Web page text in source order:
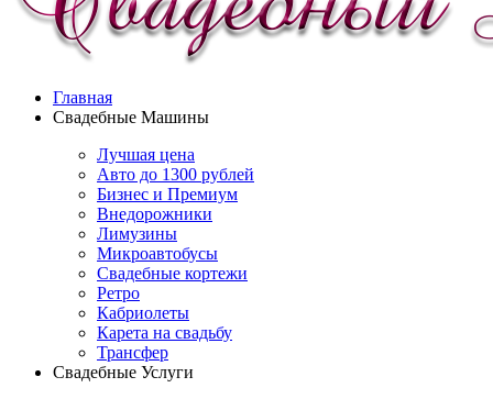
Главная
Свадебные Машины
Лучшая цена
Авто до 1300 рублей
Бизнес и Премиум
Внедорожники
Лимузины
Микроавтобусы
Свадебные кортежи
Ретро
Кабриолеты
Карета на свадьбу
Трансфер
Свадебные Услуги